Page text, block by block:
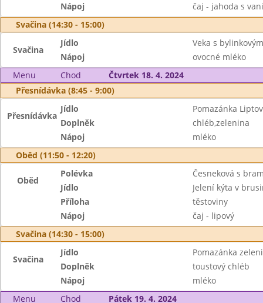
Nápoj
čaj - jahoda s
Svačina (14:30 - 15:00)
Svačina
Jídlo
Veka s
Nápoj
ovocné mléko
Menu
Chod
Čtvrtek 18. 4. 2024
Přesnídávka (8:45 - 9:00)
Přesnídávka
Jídlo
Pomazánka
Doplněk
chléb,zelenina
Nápoj
mléko
Oběd (11:50 - 12:20)
Oběd
Polévka
Česneková s
Jídlo
Jelení kýta v
Příloha
těstoviny
Nápoj
čaj - lipový
Svačina (14:30 - 15:00)
Svačina
Jídlo
Pomazánka
Doplněk
toustový chléb
Nápoj
mléko
Menu
Chod
Pátek 19. 4. 2024